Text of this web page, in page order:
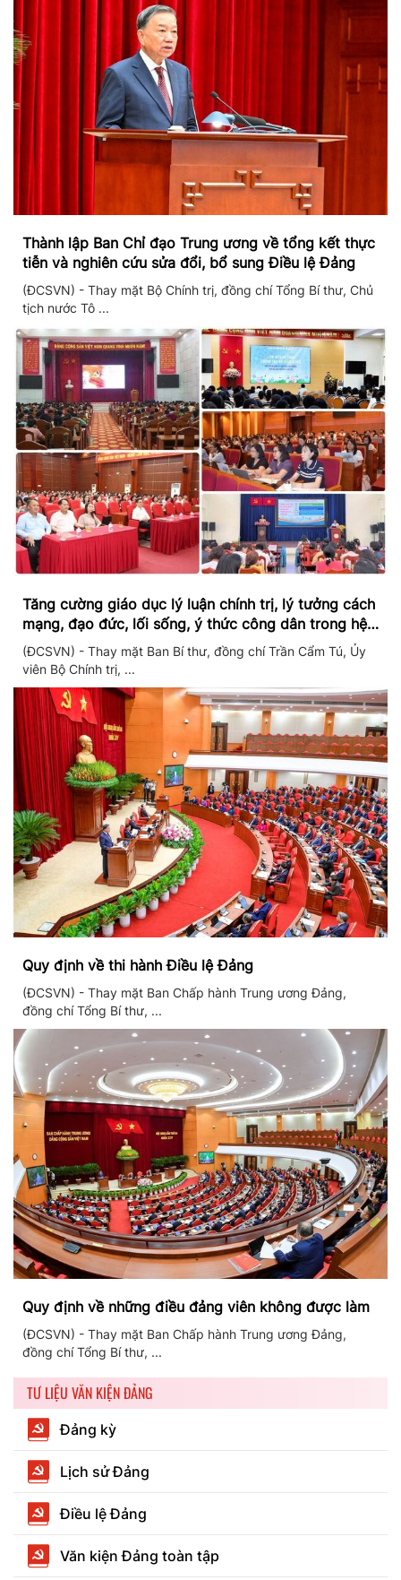
Thành lập Ban Chỉ đạo Trung ương về tổng kết thực
tiễn và nghiên cứu sửa đổi, bổ sung Điều lệ Đảng
(ĐCSVN) - Thay mặt Bộ Chính trị, đồng chí Tổng Bí thư, Chủ
tịch nước Tô ...
Tăng cường giáo dục lý luận chính trị, lý tưởng cách
mạng, đạo đức, lối sống, ý thức công dân trong hệ
thống giáo dục quốc dân
(ĐCSVN) - Thay mặt Ban Bí thư, đồng chí Trần Cẩm Tú, Ủy
viên Bộ Chính trị, ...
Quy định về thi hành Điều lệ Đảng
(ĐCSVN) - Thay mặt Ban Chấp hành Trung ương Đảng,
đồng chí Tổng Bí thư, ...
Quy định về những điều đảng viên không được làm
(ĐCSVN) - Thay mặt Ban Chấp hành Trung ương Đảng,
đồng chí Tổng Bí thư, ...
TƯ LIỆU VĂN KIỆN ĐẢNG
Đảng kỳ
Lịch sử Đảng
Điều lệ Đảng
Văn kiện Đảng toàn tập